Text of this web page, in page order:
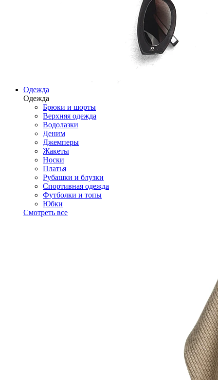
Одежда
Одежда
Брюки и шорты
Верхняя одежда
Водолазки
Деним
Джемперы
Жакеты
Носки
Платья
Рубашки и блузки
Спортивная одежда
Футболки и топы
Юбки
Смотреть все